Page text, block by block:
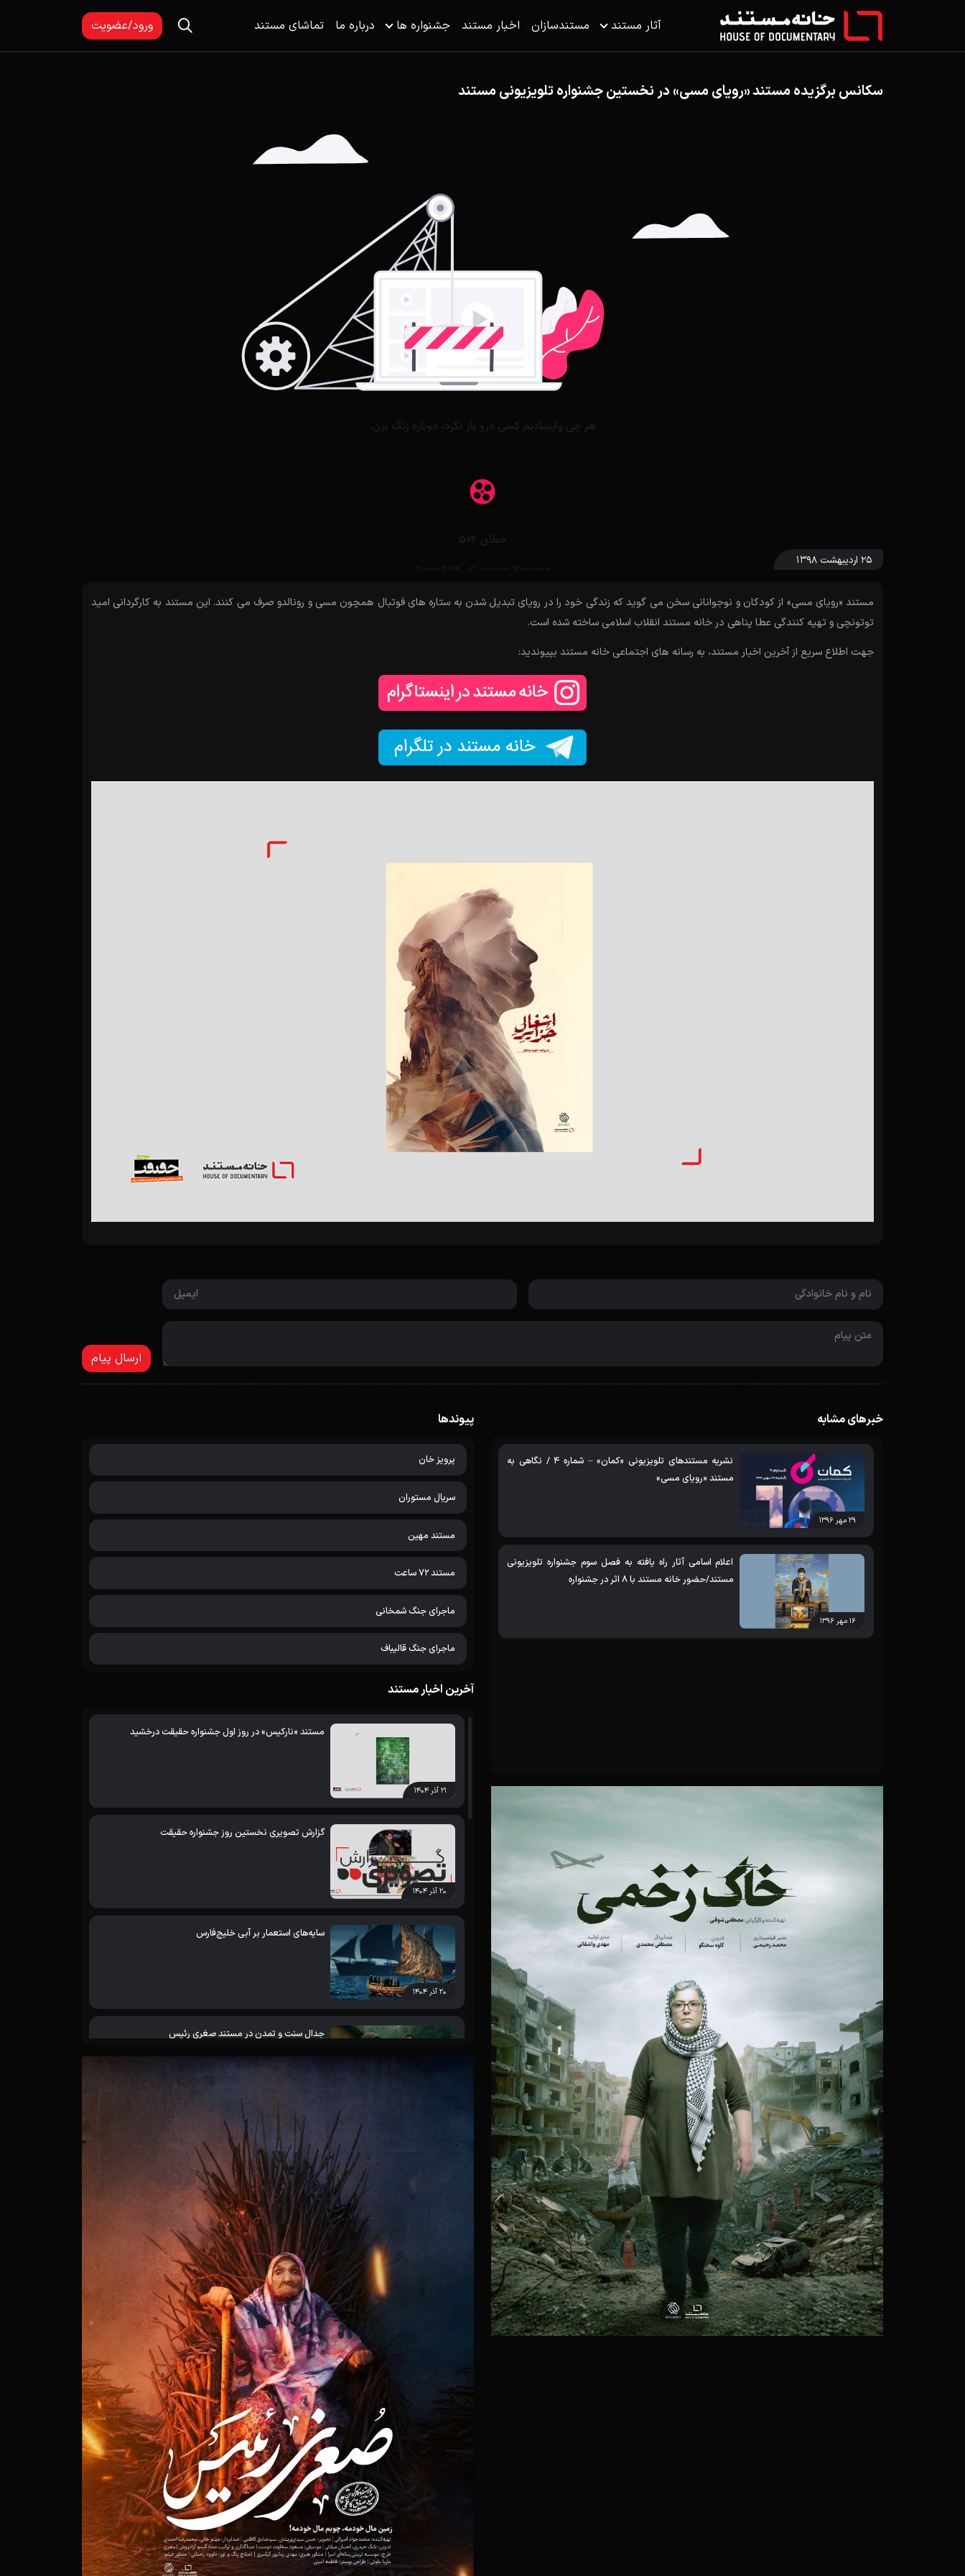
آثار مستند مستندسازان اخبار مستند جشنواره ها درباره ما تماشای مستند ورود/عضویت
پیوندها
پرویز خان
سریال مستوران
مستند مهین
مستند 72 ساعت
ماجرای جنگ شمخانی
ماجرای جنگ قالیباف
آخرین اخبار مستند
۲۱ آذر ۱۴۰۴
مستند «نارکیس» در روز اول جشنواره حقیقت درخشید
۲۰ آذر ۱۴۰۴
گزارش تصویری نخستین روز جشنواره حقیقت
۲۰ آذر ۱۴۰۴
سایه‌های استعمار بر آبی خلیج‌فارس
جدال سنت و تمدن در مستند صغری رئیس
زخم‌هایی که در خاک می‌ماند
سفری جسورانه به قلب یک انگ اجتماعی
۲۰ آذر ۱۴۰۴
روایتی از روشنایی در دل تاریکی
کشمکش یکصد ساله بر سر حاکمیت در خلیج فارس
روایتی از مقاومت و تاب آوری در برابر جنگ افزارهای مرگبار
سکانس برگزیده مستند «رویای مسی» در نخستین جشنواره تلویزیونی مستند
۲۵ اردیبهشت ۱۳۹۸
مستند «رویای مسی» از کودکان و نوجوانانی سخن می گوید که زندگی خود را در رویای تبدیل شدن به ستاره های فوتبال همچون مسی و رونالدو صرف می کنند. این مستند به کارگردانی امید
توتونچی و تهیه کنندگی عطا پناهی در خانه مستند انقلاب اسلامی ساخته شده است.
جهت اطلاع سریع از آخرین اخبار مستند، به رسانه های اجتماعی خانه مستند بپیوندید:
خبرهای مشابه
۲۹ مهر ۱۳۹۶
نشریه مستندهای تلویزیونی «کمان» – شماره 4 / نگاهی به
مستند «رویای مسی»
۱۶ مهر ۱۳۹۶
اعلام اسامی آثار راه یافته به فصل سوم جشنواره تلویزیونی
مستند/حضور خانه مستند با 8 اثر در جشنواره